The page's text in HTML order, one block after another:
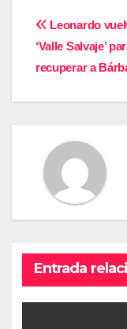
de
Leonardo
‘Valle Salvaje’
recuperar a
Entrada